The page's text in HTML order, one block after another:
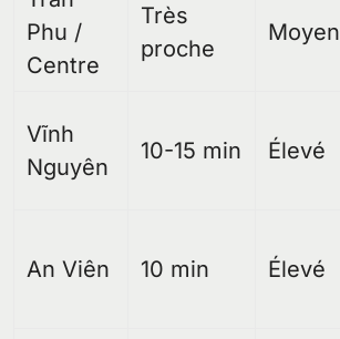
Phu /
Centre
Très
proche
Moyen
Vĩnh
Nguyên
10-15 min Élevé
An Viên 10 min Élevé